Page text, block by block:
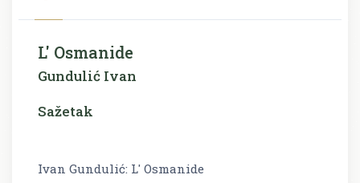
L' Osmanide
Gundulić Ivan
Sažetak
Ivan Gundulić: L' Osmanide